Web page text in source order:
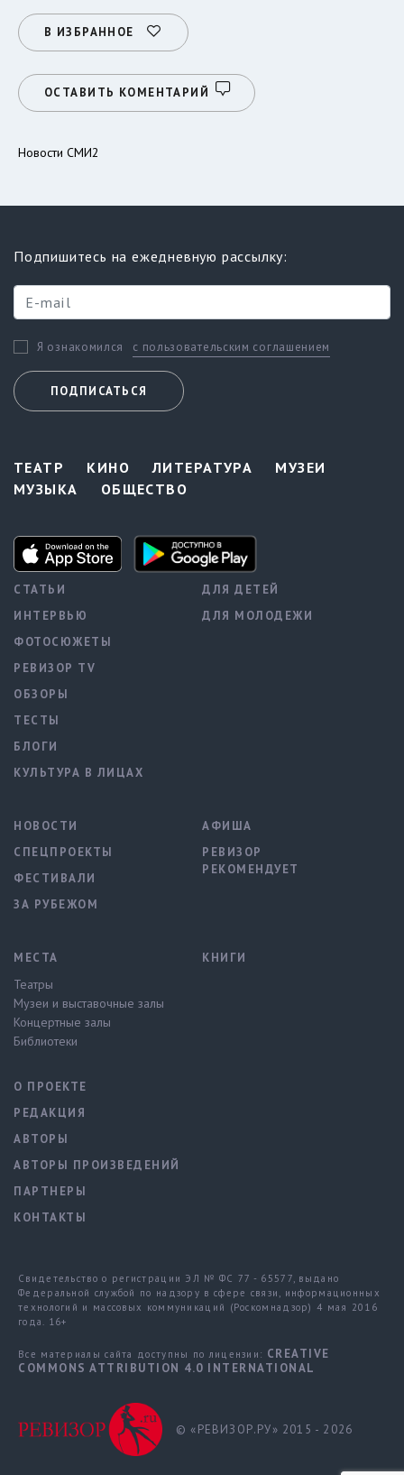
В ИЗБРАННОЕ
ОСТАВИТЬ КОМЕНТАРИЙ
Новости СМИ2
Подпишитесь на ежедневную рассылку:
Я ознакомился с пользовательским соглашением
ПОДПИСАТЬСЯ
ТЕАТР КИНО ЛИТЕРАТУРА
МУЗЕИ
МУЗЫКА
ОБЩЕСТВО
СТАТЬИ
ИНТЕРВЬЮ
ФОТОСЮЖЕТЫ
РЕВИЗОР TV
ОБЗОРЫ
ТЕСТЫ
БЛОГИ
КУЛЬТУРА В ЛИЦАХ
ДЛЯ ДЕТЕЙ
ДЛЯ МОЛОДЕЖИ
НОВОСТИ
СПЕЦПРОЕКТЫ
ФЕСТИВАЛИ
ЗА РУБЕЖОМ
АФИША
РЕВИЗОР
РЕКОМЕНДУЕТ
МЕСТА
Театры
Музеи и выставочные залы
Концертные залы
Библиотеки
КНИГИ
О ПРОЕКТЕ
РЕДАКЦИЯ
АВТОРЫ
АВТОРЫ ПРОИЗВЕДЕНИЙ
ПАРТНЕРЫ
КОНТАКТЫ
Свидетельство о регистрации ЭЛ № ФС 77 - 65577, выдано
Федеральной службой по надзору в сфере связи, информационных
технологий и массовых коммуникаций (Роскомнадзор) 4 мая 2016
года. 16+
Все материалы сайта доступны по лицензии: CREATIVE
COMMONS ATTRIBUTION 4.0 INTERNATIONAL
© «РЕВИЗОР.РУ» 2015 - 2026